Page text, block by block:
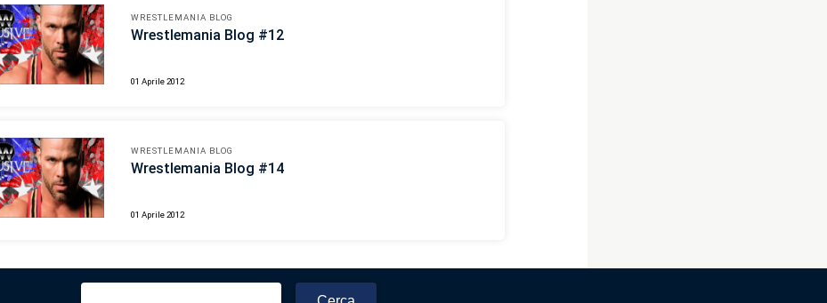
WRESTLEMANIA BLOG
Wrestlemania Blog #12
01 Aprile 2012
WRESTLEMANIA BLOG
Wrestlemania Blog #14
01 Aprile 2012
Ricerca